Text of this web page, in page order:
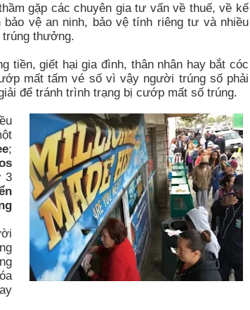
gặp các chuyên gia tư vấn về thuế, về kế
vệ an ninh, bảo vệ tính riêng tư và nhiều
thưởng.
tiền, giết hại gia đình, thân nhân hay bắt cóc
mất tấm vé số vì vậy người trúng số phải
để tránh trình trạng bị cướp mất số trúng.
;
3